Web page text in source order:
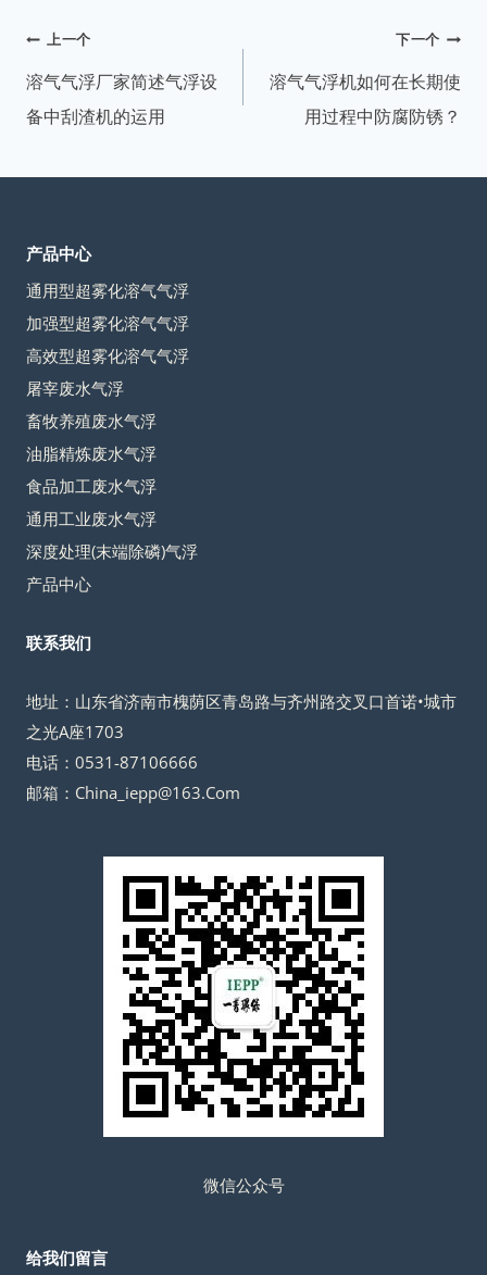
文
章
导
上一个
溶气气浮厂家简述气浮设
备中刮渣机的运用
下一个
溶气气浮机如何在长期使
用过程中防腐防锈？
产品中心
通用型超雾化溶气气浮
加强型超雾化溶气气浮
高效型超雾化溶气气浮
屠宰废水气浮
畜牧养殖废水气浮
油脂精炼废水气浮
食品加工废水气浮
通用工业废水气浮
深度处理(末端除磷)气浮
产品中心
联系我们
地址：山东省济南市槐荫区青岛路与齐州路交叉口首诺•城市
之光A座1703
电话：0531-87106666
邮箱：China_iepp@163.Com
微信公众号
给我们留言